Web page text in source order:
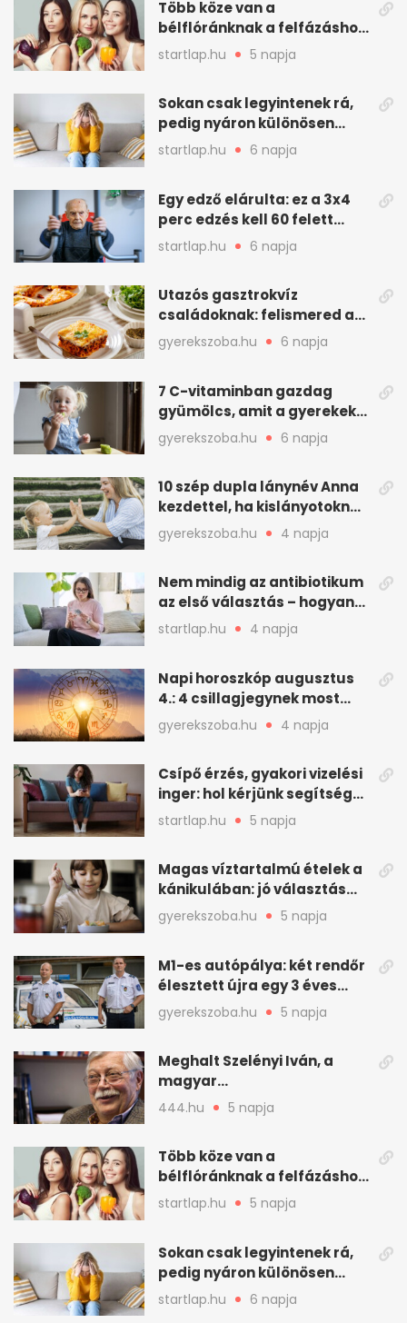
Több köze van a
bélflóránknak a felfázáshoz,
mint hinnénk – Így védhetjük
nyáron a húgyutakat (x)
startlap.hu 5 napja
Sokan csak legyintenek rá,
pedig nyáron különösen
gyakran jelentkezik ez a
kellemetlen betegség
startlap.hu 6 napja
Egy edző elárulta: ez a 3x4
perc edzés kell 60 felett
mindenkinek
startlap.hu 6 napja
Utazós gasztrokvíz
családoknak: felismered az
asadót és társait?
gyerekszoba.hu 6 napja
7 C-vitaminban gazdag
gyümölcs, amit a gyerekek
is szívesen megesznek
gyerekszoba.hu 6 napja
10 szép dupla lánynév Anna
kezdettel, ha kislányotoknak
kerestek nevet
gyerekszoba.hu 4 napja
Nem mindig az antibiotikum
az első választás – hogyan
kezeljük a felfázást? (x)
startlap.hu 4 napja
Napi horoszkóp augusztus
4.: 4 csillagjegynek most
minden összejön
gyerekszoba.hu 4 napja
Csípő érzés, gyakori vizelési
inger: hol kérjünk segítséget
felfázás esetén?
startlap.hu 5 napja
Magas víztartalmú ételek a
kánikulában: jó választás
gyerekeknek
gyerekszoba.hu 5 napja
M1-es autópálya: két rendőr
élesztett újra egy 3 éves
kisfiút
gyerekszoba.hu 5 napja
Meghalt Szelényi Iván, a
magyar
társadalomtudomány
meghatározó alakja
444.hu 5 napja
Több köze van a
bélflóránknak a felfázáshoz,
mint hinnénk – Így védhetjük
nyáron a húgyutakat (x)
startlap.hu 5 napja
Sokan csak legyintenek rá,
pedig nyáron különösen
gyakran jelentkezik ez a
kellemetlen betegség
startlap.hu 6 napja